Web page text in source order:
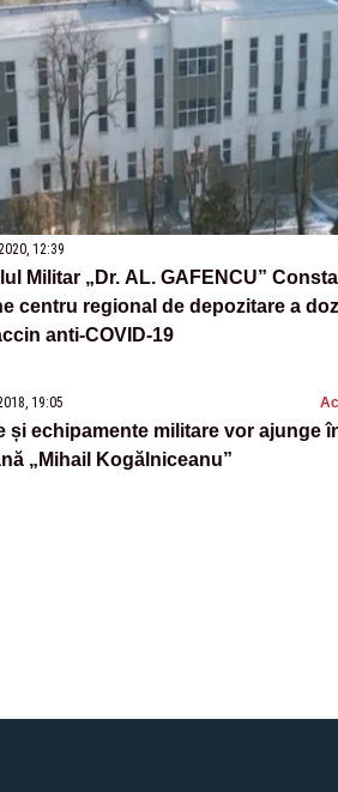
12:39
Militar „Dr. AL. GAFENCU”
centru regional de depozitare a
anti-COVID-19
19:05
și echipamente militare vor ajunge
„Mihail Kogălniceanu”